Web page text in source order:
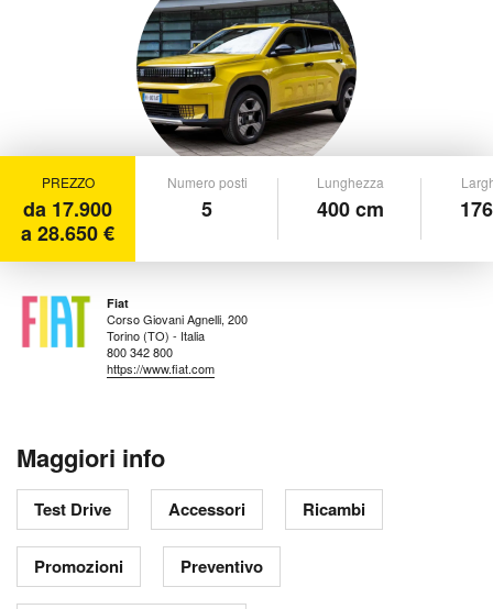
PREZZO
da 17.900
a 28.650 €
Numero posti
5
Lunghezza
400 cm
Fiat
Corso Giovani Agnelli, 200
Torino (TO) - Italia
800 342 800
https://www.fiat.com
Maggiori info
Test Drive Accessori Ricambi
Promozioni Preventivo